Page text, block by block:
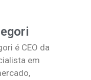
é CEO da
em